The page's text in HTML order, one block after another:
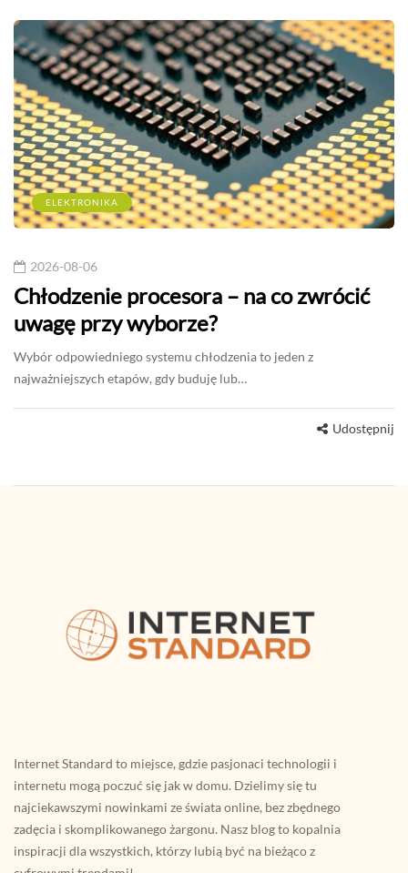
ELEKTRONIKA
2026-08-06
Chłodzenie procesora – na co zwrócić
uwagę przy wyborze?
Wybór odpowiedniego systemu chłodzenia to jeden z
najważniejszych etapów, gdy buduję lub…
Udostępnij
Internet Standard to miejsce, gdzie pasjonaci technologii i
internetu mogą poczuć się jak w domu. Dzielimy się tu
najciekawszymi nowinkami ze świata online, bez zbędnego
zadęcia i skomplikowanego żargonu. Nasz blog to kopalnia
inspiracji dla wszystkich, którzy lubią być na bieżąco z